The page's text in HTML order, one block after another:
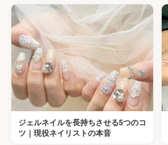
ジェルネイルを長持ちさせる5つのコ
ツ｜現役ネイリストの本音